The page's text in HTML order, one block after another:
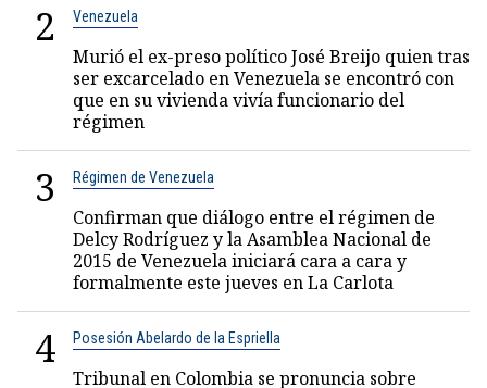
2 Venezuela
Murió el ex-preso político José Breijo quien tras
ser excarcelado en Venezuela se encontró con
que en su vivienda vivía funcionario del
régimen
3 Régimen de Venezuela
Confirman que diálogo entre el régimen de
Delcy Rodríguez y la Asamblea Nacional de
2015 de Venezuela iniciará cara a cara y
formalmente este jueves en La Carlota
4 Posesión Abelardo de la Espriella
Tribunal en Colombia se pronuncia sobre